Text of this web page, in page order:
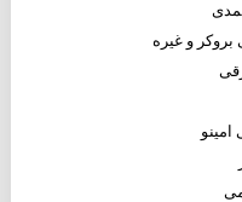
و غیره